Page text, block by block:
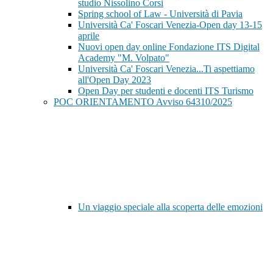
studio Nissolino Corsi
Spring school of Law - Università di Pavia
Università Ca' Foscari Venezia-Open day 13-15
aprile
Nuovi open day online Fondazione ITS Digital
Academy "M. Volpato"
Università Ca' Foscari Venezia...Ti aspettiamo
all'Open Day 2023
Open Day per studenti e docenti ITS Turismo
POC ORIENTAMENTO Avviso 64310/2025
Un viaggio speciale alla scoperta delle emozioni